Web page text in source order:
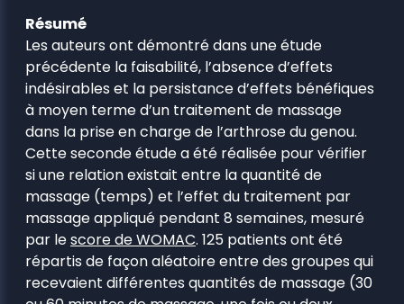
Résumé
Les auteurs ont démontré dans une étude
précédente la faisabilité, l’absence d’effets
indésirables et la persistance d’effets bénéfiques
à moyen terme d’un traitement de massage
dans la prise en charge de l’arthrose du genou.
Cette seconde étude a été réalisée pour vérifier
si une relation existait entre la quantité de
massage (temps) et l’effet du traitement par
massage appliqué pendant 8 semaines, mesuré
par lescore de WOMAC. 125 patients ont été
répartis de façon aléatoire entre des groupes qui
recevaient différentes quantités de massage (30